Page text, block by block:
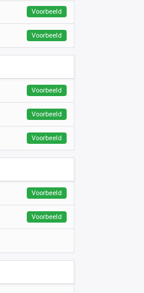
Voorbeeld
Voorbeeld
Voorbeeld
Voorbeeld
Voorbeeld
Voorbeeld
Voorbeeld